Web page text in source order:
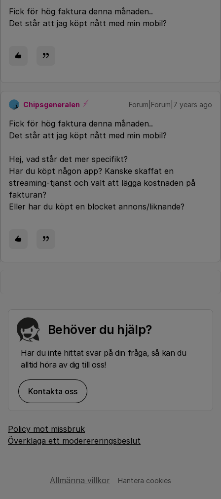
Fick för hög faktura denna månaden..
Det står att jag köpt nått med min mobil?
Chipsgeneralen Forum|Forum|7 years ago
Fick för hög faktura denna månaden..
Det står att jag köpt nått med min mobil?
Hej, vad står det mer specifikt?
Har du köpt någon app? Kanske skaffat en
streaming-tjänst och valt att lägga kostnaden på
fakturan?
Eller har du köpt en blocket annons/liknande?
Behöver du hjälp?
Har du inte hittat svar på din fråga, så kan du
alltid höra av dig till oss!
Kontakta oss
Policy mot missbruk
Överklaga ett moderereringsbeslut
Allmänna villkor Hantera cookies